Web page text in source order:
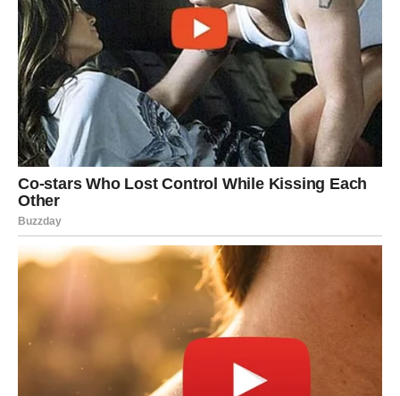
poznanstvo
Pred vama su uzbudljivi trenuci.
RIBE
Emotivna povezanost s jednom osobom postaje mnogo
dublja.
Osjećaji koje ste skrivali izlaze na površinu.
Ljubavna poruka
Vjerujte svojoj intuiciji.
Duša prepoznaje ono što joj